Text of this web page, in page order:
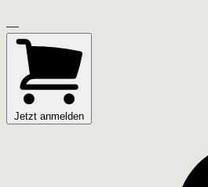
—
Jetzt anmelden